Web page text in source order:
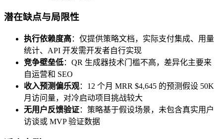
潜在缺点与局限性
执行依赖度高：仅提供策略文档，实际支付集成、用量
统计、API 开发需开发者自行实现
竞争壁垒低：QR 生成器技术门槛不高，差异化主要来
自运营和 SEO
收入预测偏乐观：12 个月 MRR $4,645 的预测假设 50K
月访问量，对冷启动项目挑战较大
无用户反馈验证：策略基于假设场景，未包含真实用户
访谈或 MVP 验证数据